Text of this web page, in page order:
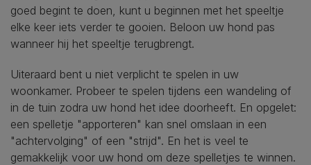
goed begint te doen, kunt u beginnen met het speeltje
elke keer iets verder te gooien. Beloon uw hond pas
wanneer hij het speeltje terugbrengt.
Uiteraard bent u niet verplicht te spelen in uw
woonkamer. Probeer te spelen tijdens een wandeling of
in de tuin zodra uw hond het idee doorheeft. En opgelet:
een spelletje "apporteren" kan snel omslaan in een
"achtervolging" of een "strijd". En het is veel te
gemakkelijk voor uw hond om deze spelletjes te winnen.